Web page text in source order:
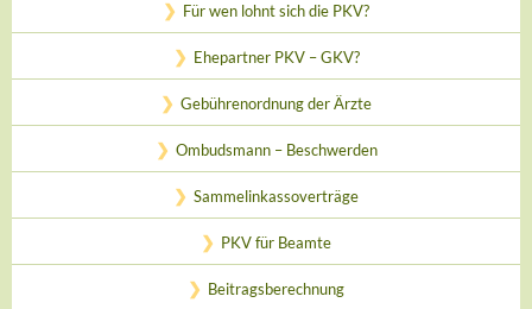
Für wen lohnt sich die PKV?
Ehepartner PKV – GKV?
Gebührenordnung der Ärzte
Ombudsmann – Beschwerden
Sammelinkassoverträge
PKV für Beamte
Beitragsberechnung